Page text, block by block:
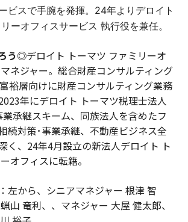
ビスで手腕を発揮。24年よりデロイト
ーオフィスサービス 執行役を兼任。
う◎デロイト トーマツ ファミリーオ
ネジャー。総合財産コンサルティング
裕層向けに財産コンサルティング業務
年にデロイト トーマツ税理士法人
承継スキーム、同族法人を含めたフ
続対策･事業承継、不動産ビジネス全
く、24年4月設立の新法人デロイト ト
オフィスに転籍。
左から、シニアマネジャー 根津 智
山 竜利、、マネジャー 大屋 健太郎、